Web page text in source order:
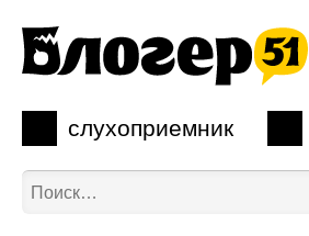
слухоприемник